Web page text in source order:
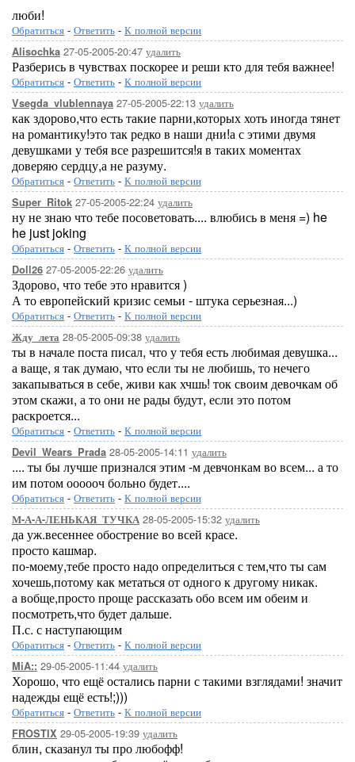
люби!
Обратиться - Ответить - К полной версии
Alisochka 27-05-2005-20:47 удалить
Разберись в чувствах поскорее и реши кто для тебя важнее!
Обратиться - Ответить - К полной версии
Vsegda_vlublennaya 27-05-2005-22:13 удалить
как здорово,что есть такие парни,которых хоть иногда тянет
на романтику!это так редко в наши дни!а с этими двумя
девушками у тебя все разрешится!я в таких моментах
доверяю сердцу,а не разуму.
Обратиться - Ответить - К полной версии
Super_Ritok 27-05-2005-22:24 удалить
ну не знаю что тебе посоветовать.... влюбись в меня =) he
he just joking
Обратиться - Ответить - К полной версии
Doll26 27-05-2005-22:26 удалить
Здорово, что тебе это нравится )
А то европейский кризис семьи - штука серьезная...)
Обратиться - Ответить - К полной версии
Жду_лета 28-05-2005-09:38 удалить
ты в начале поста писал, что у тебя есть любимая девушка...
а ваще, я так думаю, что если ты не любишь, то нечего
закапываться в себе, живи как хчшь! ток своим девочкам об
этом скажи, а то они не рады будут, если это потом
раскроется...
Обратиться - Ответить - К полной версии
Devil_Wears_Prada 28-05-2005-14:11 удалить
.... ты бы лучше признался этим -м девчонкам во всем... а то
им потом оооооч больно будет....
Обратиться - Ответить - К полной версии
М-А-А-ЛЕНЬКАЯ_ТУЧКА 28-05-2005-15:32 удалить
да уж.весеннее обострение во всей красе.
просто кашмар.
по-моему,тебе просто надо определиться с тем,что ты сам
хочешь,потому как метаться от одного к другому никак.
а вобще,просто проще рассказать обо всем им обеим и
посмотреть,что будет дальше.
П.с. с наступающим
Обратиться - Ответить - К полной версии
MiA:: 29-05-2005-11:44 удалить
Хорошо, что ещё остались парни с такими взглядами! значит
надежды ещё есть!;)))
Обратиться - Ответить - К полной версии
FROSTIX 29-05-2005-19:39 удалить
блин, сказанул ты про любофф!